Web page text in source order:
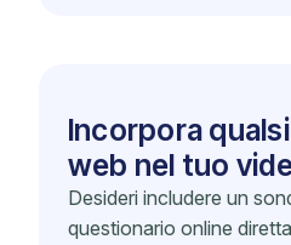
Incorpora
web nel tuo
Desideri includere un
questionario online